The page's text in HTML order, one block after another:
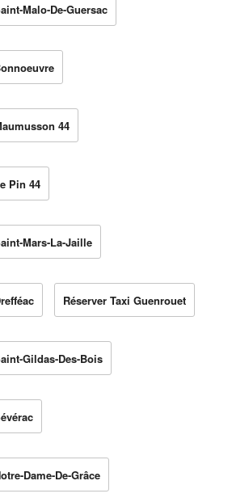
Malo-De-Guersac
44
Pin 44
Mars-La-Jaille
Réserver Taxi Guenrouet
Gildas-Des-Bois
Dame-De-Grâce